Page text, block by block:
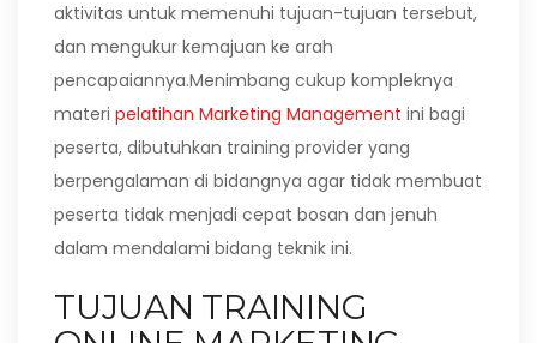
aktivitas untuk memenuhi tujuan-tujuan tersebut,
dan mengukur kemajuan ke arah
pencapaiannya.Menimbang cukup kompleknya
materi pelatihan Marketing Management ini bagi
peserta, dibutuhkan training provider yang
berpengalaman di bidangnya agar tidak membuat
peserta tidak menjadi cepat bosan dan jenuh
dalam mendalami bidang teknik ini.
TUJUAN TRAINING